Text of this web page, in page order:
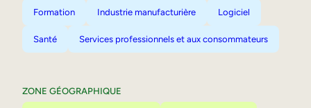
Formation Industrie manufacturière Logiciel
Santé Services professionnels et aux consommateurs
ZONE GÉOGRAPHIQUE